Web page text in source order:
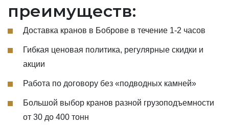
преимуществ:
Доставка кранов в Боброве в течение 1-2 часов
Гибкая ценовая политика, регулярные скидки и
акции
Работа по договору без «подводных камней»
Большой выбор кранов разной грузоподъемности
от 30 до 400 тонн